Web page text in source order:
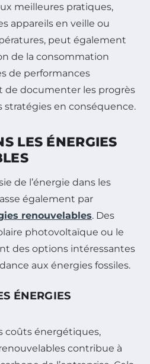
meilleures pratiques,
appareils en veille ou
peut également
de la consommation
de performances
documenter les progrès
stratégies en conséquence.
LES ÉNERGIES
de l’énergie dans les
également par
renouvelables. Des
photovoltaïque ou le
des options intéressantes
aux énergies fossiles.
ÉNERGIES
coûts énergétiques,
contribue à